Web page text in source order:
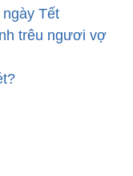
chống tiểu
đẹp da và kéo
canxi, có công
da, nâng cao